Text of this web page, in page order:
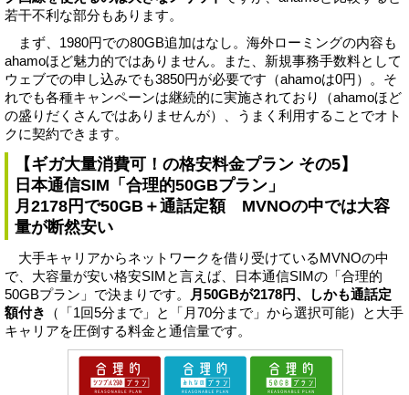
若干不利な部分もあります。
まず、1980円での80GB追加はなし。海外ローミングの内容も
ahamoほど魅力的ではありません。また、新規事務手数料として
ウェブでの申し込みでも3850円が必要です（ahamoは0円）。そ
れでも各種キャンペーンは継続的に実施されており（ahamoほど
の盛りだくさんではありませんが）、うまく利用することでオト
クに契約できます。
【ギガ大量消費可！の格安料金プラン その5】
日本通信SIM「合理的50GBプラン」
月2178円で50GB＋通話定額 MVNOの中では大容
量が断然安い
大手キャリアからネットワークを借り受けているMVNOの中
で、大容量が安い格安SIMと言えば、日本通信SIMの「合理的
50GBプラン」で決まりです。
月50GBが2178円、しかも通話定
額付き
（「1回5分まで」と「月70分まで」から選択可能）と大手
キャリアを圧倒する料金と通信量です。